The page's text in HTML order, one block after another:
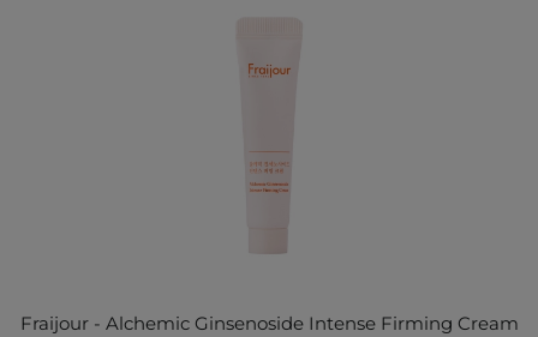
Fraijour - Alchemic Ginsenoside Intense Firming Cream